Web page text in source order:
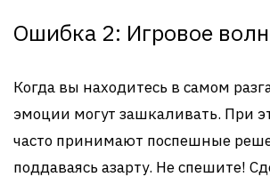
Ошибка 2: Игровое
Когда вы находитесь в самом
эмоции могут зашкаливать. При
часто принимают поспешные
поддаваясь азарту. Не спешите!